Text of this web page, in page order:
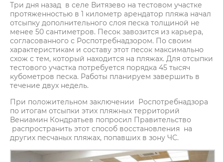
Три дня назад в селе Витязево на тестовом участке
протяженностью в 1 километр арендатор пляжа начал
отсыпку дополнительного слоя песка толщиной не
менее 50 сантиметров. Песок завозится из карьера,
согласованного с Роспотребнадзором. По своим
характеристикам и составу этот песок максимально
схож с тем, который находится на пляжах. Для отсыпки
тестового участка потребуется порядка 45 тысяч
кубометров песка. Работы планируем завершить в
течение двух недель.
При положительном заключении Роспотребнадзора
по итогам отсыпки этих пляжных территорий
Вениамин Кондратьев попросил Правительство
распространить этот способ восстановления на
других песчаных пляжах, попавших в зону ЧС.